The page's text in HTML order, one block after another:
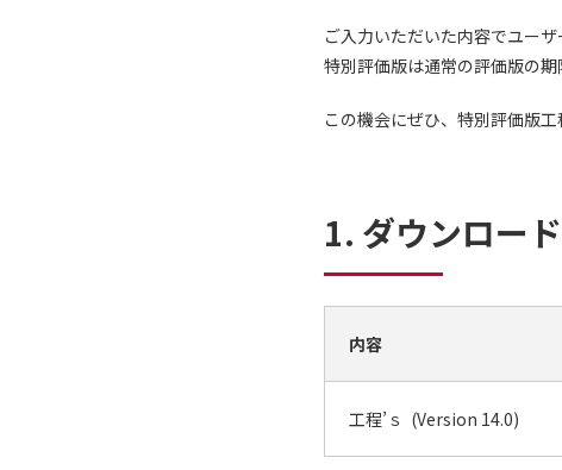
ご入力いただいた内容でユーザ
特別評価版は通常の評価版の期
この機会にぜひ、特別評価版工
1. ダウンロード
内容
工程’ｓ (Version 14.0)